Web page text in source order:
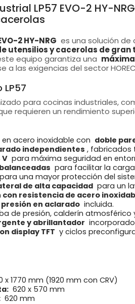
LP57 EVO-2 HY-
2 HY-NRG es una solución
utensilios y cacerolas de gran
equipo garantiza una
las exigencias del sector
para cocinas industriales,
requieren un rendimiento
en acero inoxidable con doble
independientes , fabricados
para máxima seguridad en
para facilitar la
una mayor protección del
de alta capacidad para un
resistencia de acero
en aclarado incluida.
de presión, calderín atmosférico
y abrillantador
display TFT y ciclos
x 1770 mm (1920 mm con CRV)
620 x 570 mm
620 mm